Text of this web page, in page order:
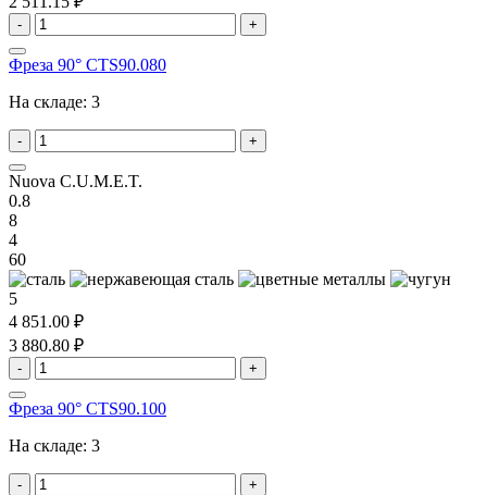
- +
Фреза 90° CTS90.080
На складе: 3
- +
Nuova C.U.M.E.T.
0.8
8
4
60
5
4 851.00 ₽
3 880.80 ₽
- +
Фреза 90° CTS90.100
На складе: 3
- +